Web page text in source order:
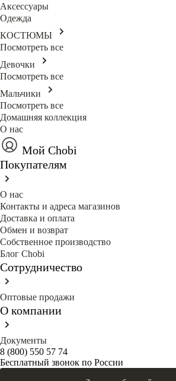
Аксессуары
Одежда
КОСТЮМЫ
Посмотреть все
Девочки
Посмотреть все
Мальчики
Посмотреть все
Домашняя коллекция
О нас
Мой Chobi
Покупателям
О нас
Контакты и адреса магазинов
Доставка и оплата
Обмен и возврат
Собственное производство
Блог Сhobi
Сотрудничество
Оптовые продажи
О компании
Документы
8 (800) 550 57 74
Бесплатный звонок по России